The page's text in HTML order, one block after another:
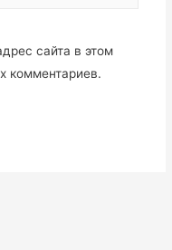
сайта в этом
комментариев.